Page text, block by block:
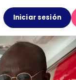
Iniciar sesión